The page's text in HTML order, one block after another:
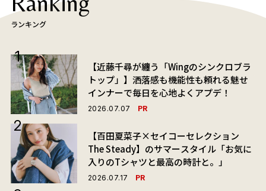
ランキング
【近藤千尋が纏う「Wingのシンクロブラ
トップ」】洒落感も機能性も頼れる魅せ
インナーで毎日を心地よくアプデ！
2026.07.07 PR
【百田夏菜子×セイコーセレクション
The Steady】のサマースタイル「お気に
入りのTシャツと最高の時計と。」
2026.07.17 PR